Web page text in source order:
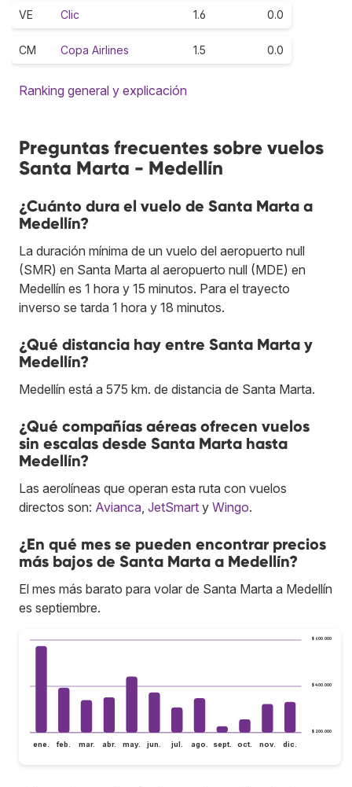
VE Clic 1.6 0.0
CM Copa Airlines 1.5 0.0
Ranking general y explicación
Preguntas frecuentes sobre vuelos
Santa Marta - Medellín
¿Cuánto dura el vuelo de Santa Marta a
Medellín?
La duración mínima de un vuelo del aeropuerto null
(SMR) en Santa Marta al aeropuerto null (MDE) en
Medellín es 1 hora y 15 minutos. Para el trayecto
inverso se tarda 1 hora y 18 minutos.
¿Qué distancia hay entre Santa Marta y
Medellín?
Medellín está a 575 km. de distancia de Santa Marta.
¿Qué compañías aéreas ofrecen vuelos
sin escalas desde Santa Marta hasta
Medellín?
Las aerolíneas que operan esta ruta con vuelos
directos son: Avianca JetSmart y Wingo.
¿En qué mes se pueden encontrar precios
más bajos de Santa Marta a Medellín?
El mes más barato para volar de Santa Marta a Medellín
es septiembre.
$ 200.000
$ 400.000
$ 600.000
ene. feb. mar. abr. may. jun. jul. ago. sept. oct. nov. dic.